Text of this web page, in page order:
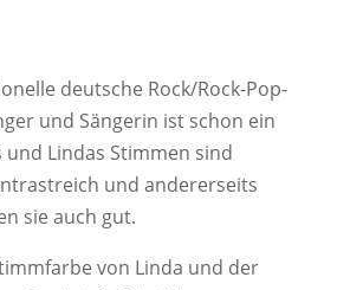
deutsche Rock/Rock-Pop-
und Sängerin ist schon ein
und Lindas Stimmen sind
und andererseits
sie auch gut.
von Linda und der